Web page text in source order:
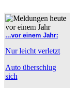
...vor einem Jahr:
Nur leicht verletzt
Auto überschlug
sich